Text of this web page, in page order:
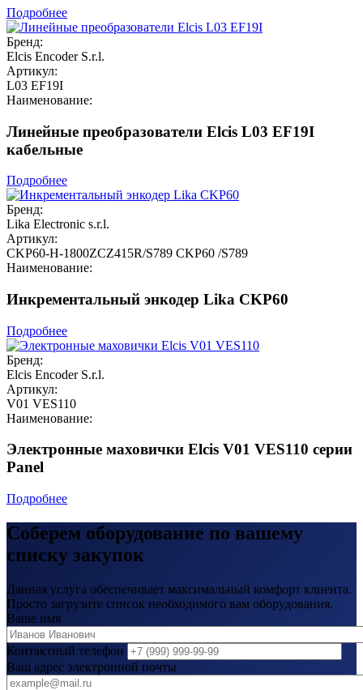
Подробнее
Бренд:
Elcis Encoder S.r.l.
Артикул:
L03 EF19I
Наименование:
Линейные преобразователи Elcis L03 EF19I
кабельные
Подробнее
Бренд:
Lika Electronic s.r.l.
Артикул:
CKP60-H-1800ZCZ415R/S789 CKP60 /S789
Наименование:
Инкрементальный энкодер Lika CKP60
Подробнее
Бренд:
Elcis Encoder S.r.l.
Артикул:
V01 VES110
Наименование:
Электронные маховички Elcis V01 VES110 серии
Panel
Подробнее
Соберем оборудование по вашему
списку закупок
Данная услуга обеспечивает максимальный комфорт клиента.
Просто загрузите список необходимого вам оборудования.
Ваше имя
Контактный телефон
Ваш адрес электронной почты